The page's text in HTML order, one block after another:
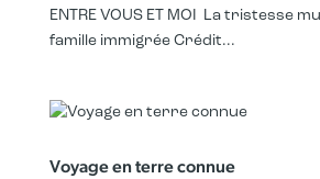
ENTRE VOUS ET MOI La tristesse
famille immigrée Crédit...
Voyage en terre connue